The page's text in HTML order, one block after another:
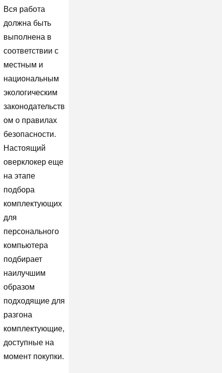
Вся работа
должна быть
выполнена в
соответствии с
местным и
национальным
экологическим
законодательств
ом о правилах
безопасности.
Настоящий
оверклокер еще
на этапе
подбора
комплектующих
для
персонального
компьютера
подбирает
наилучшим
образом
подходящие для
разгона
комплектующие,
доступные на
момент покупки.